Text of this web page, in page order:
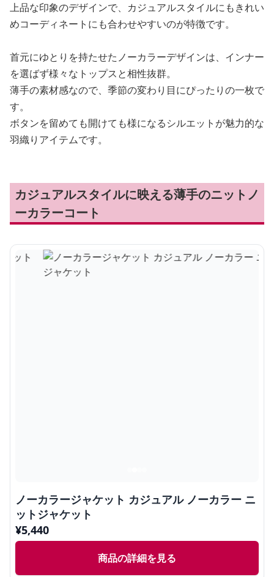
上品な印象のデザインで、カジュアルスタイルにもきれい
めコーディネートにも合わせやすいのが特徴です。
首元にゆとりを持たせたノーカラーデザインは、インナー
を選ばず様々なトップスと相性抜群。
薄手の素材感なので、季節の変わり目にぴったりの一枚で
す。
ボタンを留めても開けても様になるシルエットが魅力的な
羽織りアイテムです。
カジュアルスタイルに映える薄手のニットノ
ーカラーコート
ノーカラージャケット カジュアル ノーカラー ニ
ットジャケット
¥5,440
商品の詳細を見る